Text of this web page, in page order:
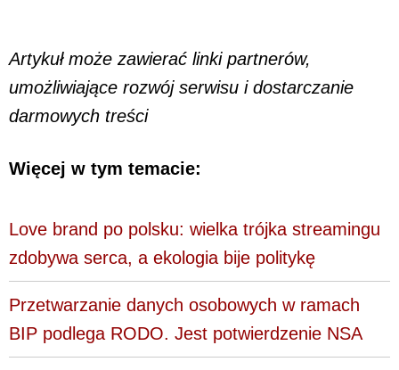
Artykuł może zawierać linki partnerów,
umożliwiające rozwój serwisu i dostarczanie
darmowych treści
Więcej w tym temacie:
Love brand po polsku: wielka trójka streamingu
zdobywa serca, a ekologia bije politykę
Przetwarzanie danych osobowych w ramach
BIP podlega RODO. Jest potwierdzenie NSA